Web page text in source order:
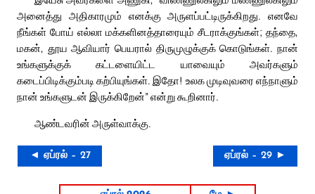
அனைத்து அதிகாரமும் எனக்கு அருளப்பட்டிருக்கிறது. எனவே
நீங்கள் போய் எல்லா மக்களினத்தாரையும் சீடராக்குங்கள்; தந்தை,
மகன், தூய ஆவியார் பெயரால் திருமுழுக்குக் கொடுங்கள். நான்
உங்களுக்குக் கட்டளையிட்ட யாவையும் அவர்களும்
கடைப்பிடிக்கும்படி கற்பியுங்கள். இதோ! உலக முடிவுவரை எந்நாளும்
நான் உங்களுடன் இருக்கிறேன்” என்று கூறினார்.
ஆண்டவரின் அருள்வாக்கு.
◄ ஏப்ரல் – 27 ஏப்ரல் – 29 ►